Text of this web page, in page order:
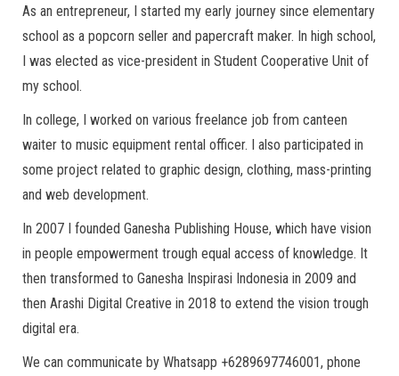
As an entrepreneur, I started my early journey since elementary
school as a popcorn seller and papercraft maker. In high school,
I was elected as vice-president in Student Cooperative Unit of
my school.
In college, I worked on various freelance job from canteen
waiter to music equipment rental officer. I also participated in
some project related to graphic design, clothing, mass-printing
and web development.
In 2007 I founded Ganesha Publishing House, which have vision
in people empowerment trough equal access of knowledge. It
then transformed to Ganesha Inspirasi Indonesia in 2009 and
then Arashi Digital Creative in 2018 to extend the vision trough
digital era.
We can communicate by Whatsapp +6289697746001, phone